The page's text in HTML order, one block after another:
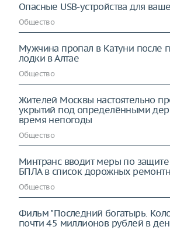
Опасные USB-устройства для
Общество
Мужчина пропал в Катуни после
лодки в Алтае
Общество
Жителей Москвы настоятельно
укрытий под определёнными
время непогоды
Общество
Минтранс вводит меры по защите
БПЛА в список дорожных
Общество
Фильм "Последний богатырь.
почти 45 миллионов рублей в